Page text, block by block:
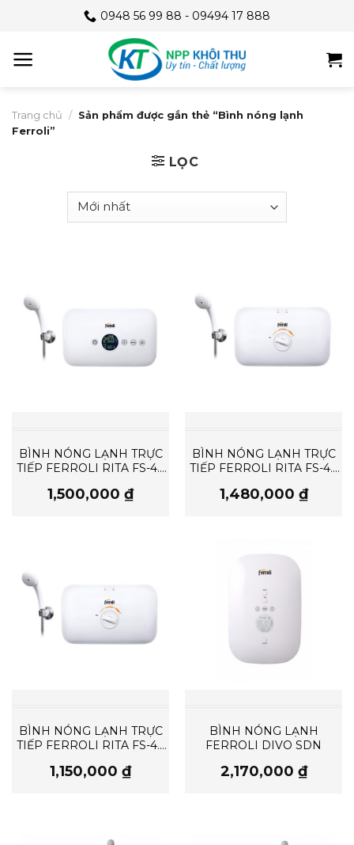
content
0948 56 99 88 - 09494 17 888
Trang chủ /
Sản phẩm được gắn thẻ “Bình nóng lạnh
Ferroli”
LỌC
BÌNH NÓNG LẠNH TRỰC
TIẾP FERROLI RITA FS-4.5
1,500,000 ₫
BÌNH NÓNG LẠNH TRỰC
TIẾP FERROLI RITA FS-4.5
1,480,000 ₫
BÌNH NÓNG LẠNH TRỰC
TIẾP FERROLI RITA FS-4.5
1,150,000 ₫
BÌNH NÓNG LẠNH
FERROLI DIVO SDN
2,170,000 ₫